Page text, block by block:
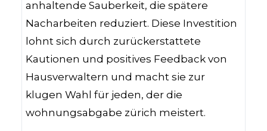
anhaltende Sauberkeit, die spätere
Nacharbeiten reduziert. Diese Investition
lohnt sich durch zurückerstattete
Kautionen und positives Feedback von
Hausverwaltern und macht sie zur
klugen Wahl für jeden, der die
wohnungsabgabe zürich meistert.